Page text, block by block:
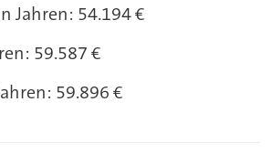
Jahren: 54.194 €
59.587 €
59.896 €